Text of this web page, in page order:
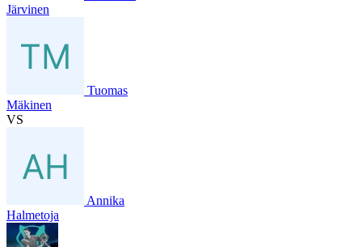
Järvinen
Tuomas
Mäkinen
VS
Annika
Halmetoja